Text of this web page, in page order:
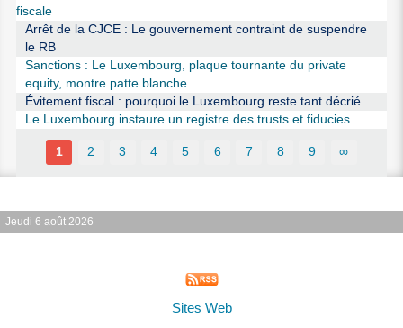
fiscale
Arrêt de la CJCE : Le gouvernement contraint de suspendre
le RB
Sanctions : Le Luxembourg, plaque tournante du private
equity, montre patte blanche
Évitement fiscal : pourquoi le Luxembourg reste tant décrié
Le Luxembourg instaure un registre des trusts et fiducies
1 2 3 4 5 6 7 8 9 ∞
Jeudi 6 août 2026
Sites Web